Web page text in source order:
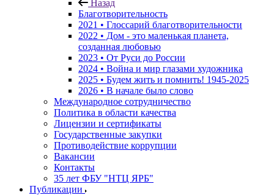
Назад
Благотворительность
2021 • Глоссарий благотворительности
2022 • Дом - это маленькая планета,
созданная любовью
2023 • От Руси до России
2024 • Война и мир глазами художника
2025 • Будем жить и помнить! 1945-2025
2026 • В начале было слово
Международное сотрудничество
Политика в области качества
Лицензии и сертификаты
Государственные закупки
Противодействие коррупции
Вакансии
Контакты
35 лет ФБУ "НТЦ ЯРБ"
Публикации